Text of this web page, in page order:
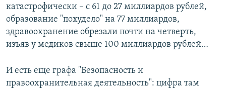
катастрофически – с 61 до 27 миллиардов рублей,
образование "похудело" на 77 миллиардов,
здравоохранение обрезали почти на четверть,
изъяв у медиков свыше 100 миллиардов рублей…
И есть еще графа "Безопасность и
правоохранительная деятельность": цифра там